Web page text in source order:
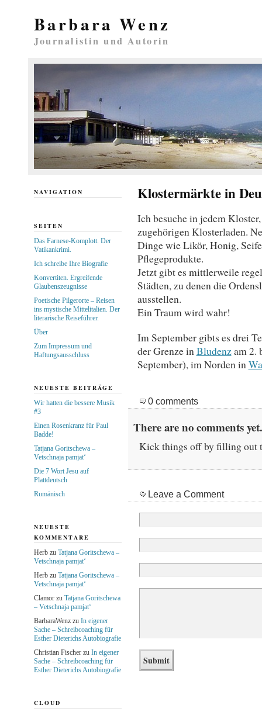
Barbara Wenz
Journalistin und Autorin
Klostermärkte in
Ich besuche in jedem
zugehörigen Klosterladen.
Dinge wie Likör, Honig,
Pflegeprodukte.
Jetzt gibt es mittlerweile
Städten, zu denen die
ausstellen.
Ein Traum wird wahr!
Im September gibts es drei
der Grenze inBludenzam 2.
September), im Norden in
0 comments
There are no comments
Kick things off by filling out
Leave a Comment
NAVIGATION
SEITEN
Das Farnese-Komplott. Der
Vatikankrimi.
Ich schreibe Ihre Biografie
Konvertiten. Ergreifende
Glaubenszeugnisse
Poetische Pilgerorte – Reisen
ins mystische Mittelitalien. Der
literarische Reiseführer.
Über
Zum Impressum und
Haftungsausschluss
NEUESTE BEITRÄGE
Wir hatten die bessere Musik
#3
Einen Rosenkranz für Paul
Badde!
Tatjana Goritschewa –
Vetschnaja pamjat‘
Die 7 Wort Jesu auf
Plattdeutsch
Rumänisch
NEUESTE
KOMMENTARE
Herbzu Tatjana Goritschewa –
Vetschnaja pamjat‘
Herbzu Tatjana Goritschewa –
Vetschnaja pamjat‘
Clamorzu Tatjana Goritschewa
– Vetschnaja pamjat‘
BarbaraWenzzu In eigener
Sache – Schreibcoaching für
Esther Dieterichs Autobiografie
Christian Fischerzu In eigener
Sache – Schreibcoaching für
Esther Dieterichs Autobiografie
CLOUD